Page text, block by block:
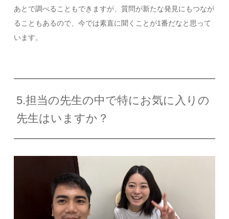
あとで調べることもできますが、質問が新たな発見にもつなが
ることもあるので、今では素直に聞くことが1番だなと思って
います。
5.担当の先生の中で特にお気に入りの
先生はいますか？